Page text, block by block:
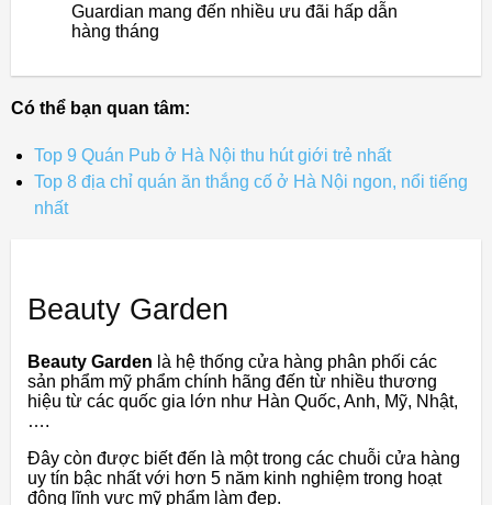
Guardian mang đến nhiều ưu đãi hấp dẫn
hàng tháng
Có thể bạn quan tâm:
Top 9 Quán Pub ở Hà Nội thu hút giới trẻ nhất
Top 8 địa chỉ quán ăn thắng cố ở Hà Nội ngon, nổi tiếng
nhất
Beauty Garden
Beauty Garden là hệ thống cửa hàng phân phối các
sản phẩm mỹ phẩm chính hãng đến từ nhiều thương
hiệu từ các quốc gia lớn như Hàn Quốc, Anh, Mỹ, Nhật,
….
Đây còn được biết đến là một trong các chuỗi cửa hàng
uy tín bậc nhất với hơn 5 năm kinh nghiệm trong hoạt
động lĩnh vực mỹ phẩm làm đẹp.